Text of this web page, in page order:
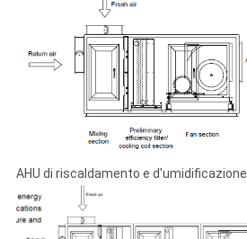
AHU di riscaldamento e d'umidificazione